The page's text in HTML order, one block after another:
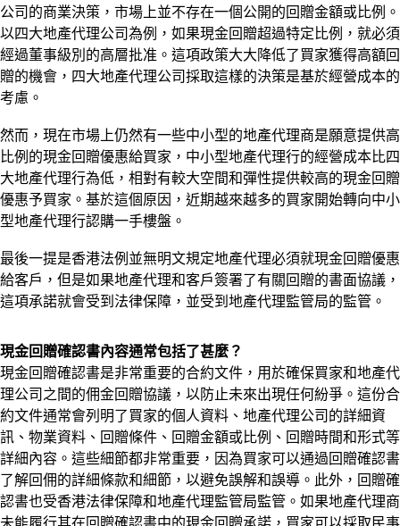
公司的商業決策，市場上並不存在一個公開的回贈金額或比例。
以四大地產代理公司為例，如果現金回贈超過特定比例，就必須
經過董事級別的高層批准。這項政策大大降低了買家獲得高額回
贈的機會，四大地產代理公司採取這樣的決策是基於經營成本的
考慮。
然而，現在市場上仍然有一些中小型的地產代理商是願意提供高
比例的現金回贈優惠給買家，中小型地產代理行的經營成本比四
大地產代理行為低，相對有較大空間和彈性提供較高的現金回贈
優惠予買家。基於這個原因，近期越來越多的買家開始轉向中小
型地產代理行認購一手樓盤。
最後一提是香港法例並無明文規定地產代理必須就現金回贈優惠
給客戶，但是如果地產代理和客戶簽署了有關回贈的書面協議，
這項承諾就會受到法律保障，並受到地產代理監管局的監管。
現金回贈確認書內容通常包括了甚麼？
現金回贈確認書是非常重要的合約文件，用於確保買家和地產代
理公司之間的佣金回贈協議，以防止未來出現任何紛爭。這份合
約文件通常會列明了買家的個人資料、地產代理公司的詳細資
訊、物業資料、回贈條件、回贈金額或比例、回贈時間和形式等
詳細內容。這些細節都非常重要，因為買家可以通過回贈確認書
了解回佣的詳細條款和細節，以避免誤解和誤導。此外，回贈確
認書也受香港法律保障和地產代理監管局監管。如果地產代理商
未能履行其在回贈確認書中的現金回贈承諾，買家可以採取民事